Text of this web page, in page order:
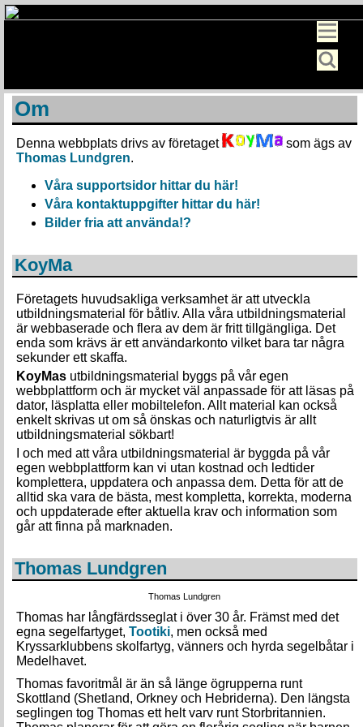
Om
Denna webbplats drivs av företaget
som ägs av
Thomas Lundgren.
Våra supportsidor hittar du här!
Våra kontaktuppgifter hittar du här!
Bilder fria att använda!?
KoyMa
Företagets huvudsakliga verksamhet är att utveckla
utbildningsmaterial för båtliv. Alla våra utbildningsmaterial
är webbaserade och flera av dem är fritt tillgängliga. Det
enda som krävs är ett användarkonto vilket bara tar några
sekunder ett skaffa.
KoyMas utbildningsmaterial byggs på vår egen
webbplattform och är mycket väl anpassade för att läsas på
dator, läsplatta eller mobiltelefon. Allt material kan också
enkelt skrivas ut om så önskas och naturligtvis är allt
utbildningsmaterial sökbart!
I och med att våra utbildningsmaterial är byggda på vår
egen webbplattform kan vi utan kostnad och ledtider
komplettera, uppdatera och anpassa dem. Detta för att de
alltid ska vara de bästa, mest kompletta, korrekta, moderna
och uppdaterade efter aktuella krav och information som
går att finna på marknaden.
Thomas Lundgren
Thomas Lundgren
Thomas har långfärdsseglat i över 30 år. Främst med det
egna segelfartyget, Tootiki, men också med
Kryssarklubbens skolfartyg, vänners och hyrda segelbåtar i
Medelhavet.
Thomas favoritmål är än så länge ögrupperna runt
Skottland (Shetland, Orkney och Hebriderna). Den längsta
seglingen tog Thomas ett helt varv runt Storbritannien.